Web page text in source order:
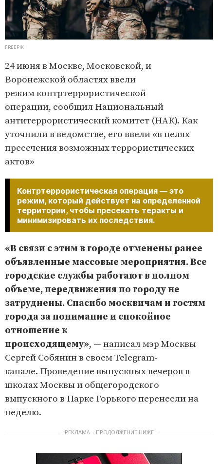
FREEPIK
24 июня в Москве, Московской, и
Воронежской областях ввели
режим контртеррористической
операции, сообщил Национальный
антитеррористический комитет (НАК). Как
уточнили в ведомстве, его ввели «в целях
пресечения возможных террористических
актов»
Контртеррористическая операция — это
режим, который действует на определенной
территории, чтобы пресекать теракты и
минимизировать их последствия.
«В связи с этим в городе отменены ранее
объявленные массовые мероприятия. Все
городские службы работают в полном
объеме, передвижения по городу не
затруднены. Спасибо москвичам и гостям
города за понимание и спокойное
отношение к
происходящему», — написалмэр Москвы
Сергей Собянин в своем Telegram-
канале. Проведение выпускных вечеров в
школах Москвы и общегородского
выпускного в Парке Горького перенесли на
неделю.
РЕКЛАМА – ПРОДОЛЖЕНИЕ НИЖЕ